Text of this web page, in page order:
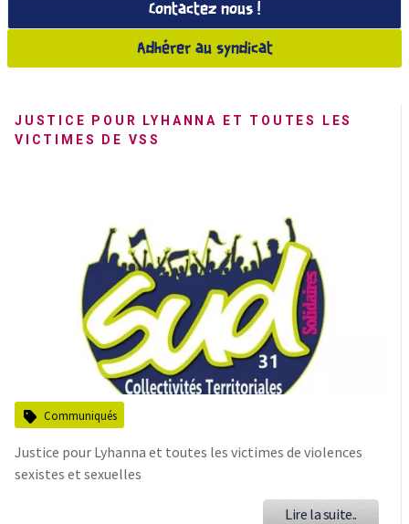
Contactez nous !
Adhérer au syndicat
JUSTICE POUR LYHANNA ET TOUTES LES
VICTIMES DE VSS
Communiqués
Justice pour Lyhanna et toutes les victimes de violences
sexistes et sexuelles
Lire la suite..